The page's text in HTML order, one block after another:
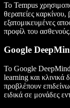
Το Tempus
θεραπείες
εξατομικευμένες
προφίλ του ασθενούς.
Google
Το Google
learning και κλινικά
προβλέπουν
ειδικά σε μονάδες